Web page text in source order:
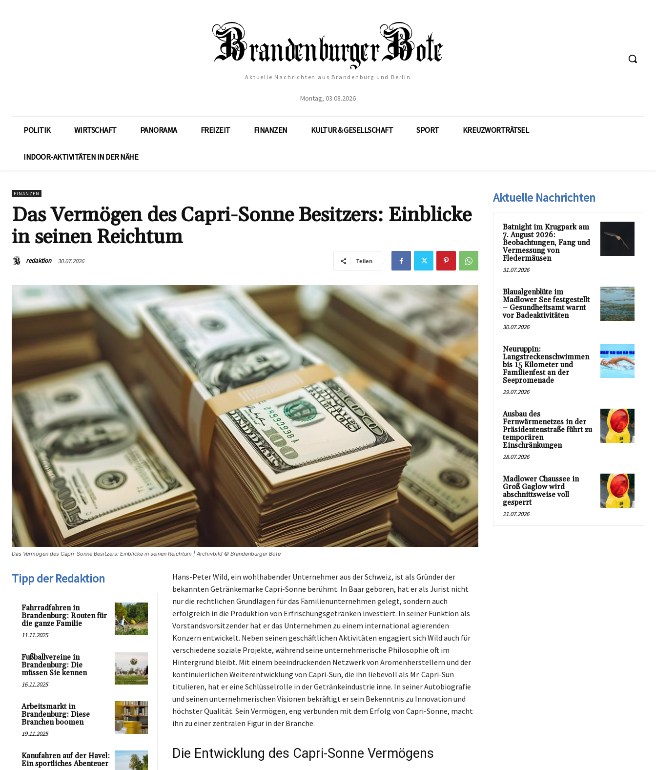
Aktuelle Nachrichten aus Brandenburg und Berlin
Montag, 03.08.2026
POLITIK WIRTSCHAFT PANORAMA FREIZEIT FINANZEN KULTUR & GESELLSCHAFT SPORT KREUZWORTRÄTSEL
INDOOR-AKTIVITÄTEN IN DER NÄHE
FINANZEN
Das Vermögen des Capri-Sonne Besitzers: Einblicke
in seinen Reichtum
redaktion 30.07.2026 Teilen
Das Vermögen des Capri-Sonne Besitzers: Einblicke in seinen Reichtum | Archivbild © Brandenburger Bote
Tipp der Redaktion
Fahrradfahren in
Brandenburg: Routen für
die ganze Familie
11.11.2025
Fußballvereine in
Brandenburg: Die
müssen Sie kennen
16.11.2025
Arbeitsmarkt in
Brandenburg: Diese
Branchen boomen
19.11.2025
Kanufahren auf der Havel:
Ein sportliches Abenteuer
Hans-Peter Wild, ein wohlhabender Unternehmer aus der Schweiz, ist als Gründer der
bekannten Getränkemarke Capri-Sonne berühmt. In Baar geboren, hat er als Jurist nicht
nur die rechtlichen Grundlagen für das Familienunternehmen gelegt, sondern auch
erfolgreich in die Produktion von Erfrischungsgetränken investiert. In seiner Funktion als
Vorstandsvorsitzender hat er das Unternehmen zu einem international agierenden
Konzern entwickelt. Neben seinen geschäftlichen Aktivitäten engagiert sich Wild auch für
verschiedene soziale Projekte, während seine unternehmerische Philosophie oft im
Hintergrund bleibt. Mit einem beeindruckenden Netzwerk von Aromenherstellern und der
kontinuierlichen Weiterentwicklung von Capri-Sun, die ihn liebevoll als Mr. Capri-Sun
titulieren, hat er eine Schlüsselrolle in der Getränkeindustrie inne. In seiner Autobiografie
und seinen unternehmerischen Visionen bekräftigt er sein Bekenntnis zu Innovation und
höchster Qualität. Sein Vermögen, eng verbunden mit dem Erfolg von Capri-Sonne, macht
ihn zu einer zentralen Figur in der Branche.
Die Entwicklung des Capri-Sonne Vermögens
Aktuelle Nachrichten
Batnight im Krugpark am
7. August 2026:
Beobachtungen, Fang und
Vermessung von
Fledermäusen
31.07.2026
Blaualgenblüte im
Madlower See festgestellt
– Gesundheitsamt warnt
vor Badeaktivitäten
30.07.2026
Neuruppin:
Langstreckenschwimmen
bis 15 Kilometer und
Familienfest an der
Seepromenade
29.07.2026
Ausbau des
Fernwärmenetzes in der
Präsidentenstraße führt zu
temporären
Einschränkungen
28.07.2026
Madlower Chaussee in
Groß Gaglow wird
abschnittsweise voll
gesperrt
21.07.2026